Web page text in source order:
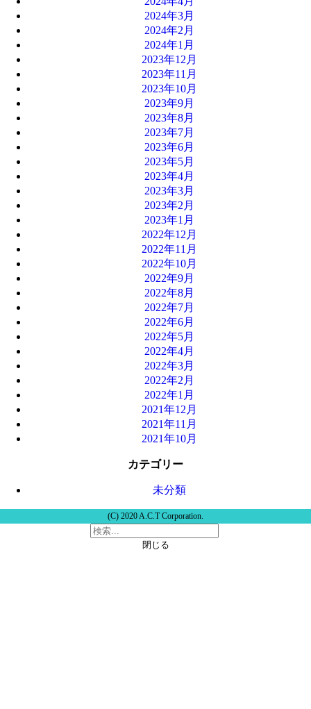
2024年3月
2024年2月
2024年1月
2023年12月
2023年11月
2023年10月
2023年9月
2023年8月
2023年7月
2023年6月
2023年5月
2023年4月
2023年3月
2023年2月
2023年1月
2022年12月
2022年11月
2022年10月
2022年9月
2022年8月
2022年7月
2022年6月
2022年5月
2022年4月
2022年3月
2022年2月
2022年1月
2021年12月
2021年11月
2021年10月
カテゴリー
未分類
(C) 2020 A.C.T Corporation.
閉じる